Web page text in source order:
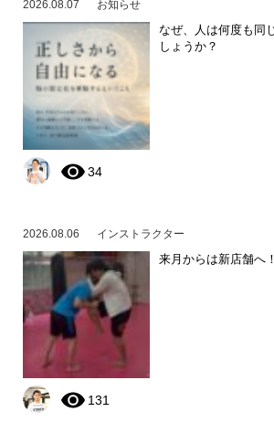
2026.08.07 お知らせ
なぜ、人は何度も同
しょうか？
34
2026.08.06 インストラクター
来月からは新店舗へ！
131